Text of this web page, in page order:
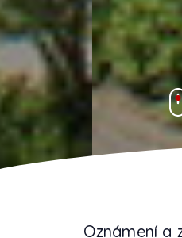
Oznámení a